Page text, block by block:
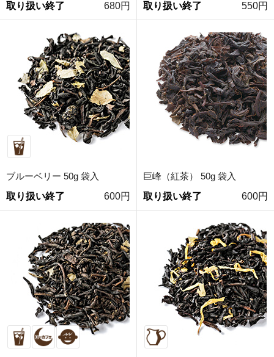
取り扱い終了
680円
取り扱い終了
550円
ブルーベリー 50g 袋入
取り扱い終了
600円
巨峰（紅茶） 50g 袋入
取り扱い終了
600円